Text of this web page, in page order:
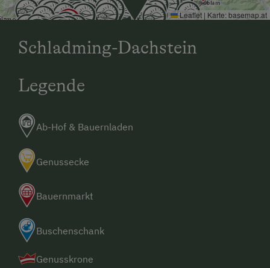
Leaflet | Karte:basemap.at
Schladming-Dachstein
Legende
Ab-Hof & Bauernladen
Genussecke
Bauernmarkt
Buschenschank
Genusskrone